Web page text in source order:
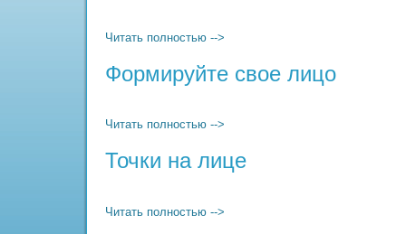
Читать полностью -->
Формируйте свое лицо
Читать полностью -->
Точки на лице
Читать полностью -->